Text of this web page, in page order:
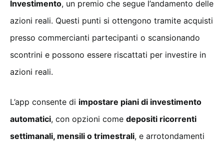
Investimento, un premio che segue l’andamento delle
azioni reali. Questi punti si ottengono tramite acquisti
presso commercianti partecipanti o scansionando
scontrini e possono essere riscattati per investire in
azioni reali.
L’app consente di impostare piani di investimento
automatici, con opzioni come depositi ricorrenti
settimanali, mensili o trimestrali, e arrotondamenti